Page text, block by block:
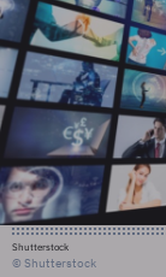
Shutterstock
© Shutterstock